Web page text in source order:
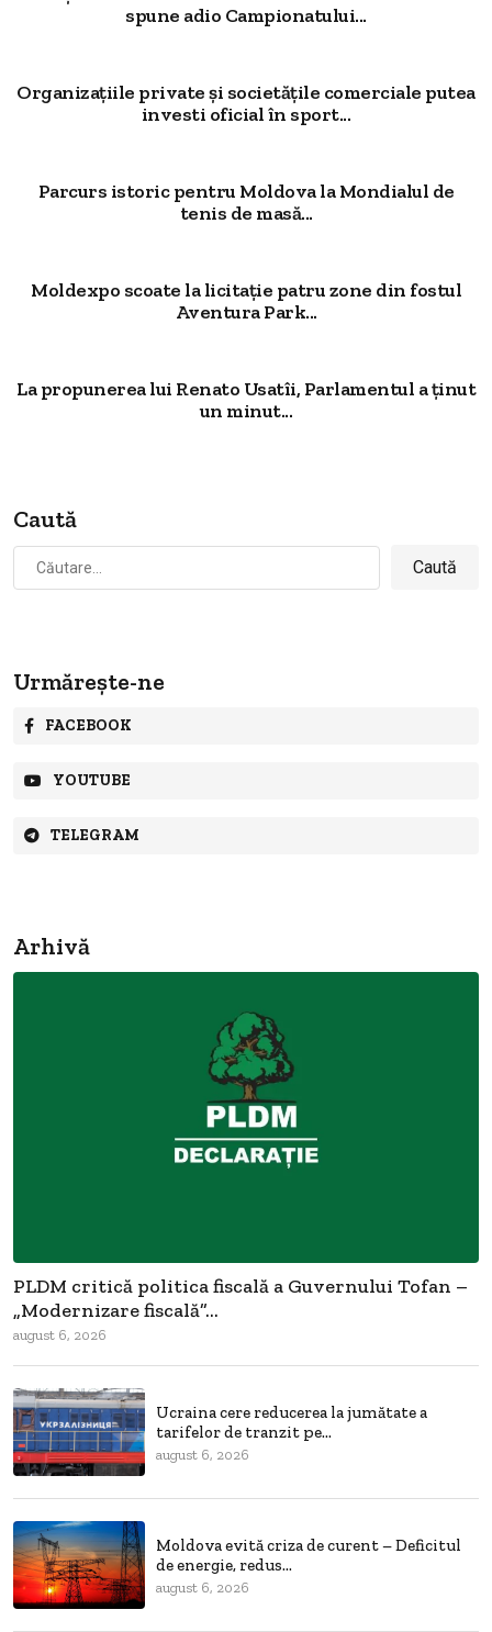
spune adio Campionatului...
Organizațiile private și societățile comerciale putea
investi oficial în sport...
Parcurs istoric pentru Moldova la Mondialul de
tenis de masă...
Moldexpo scoate la licitație patru zone din fostul
Aventura Park...
La propunerea lui Renato Usatîi, Parlamentul a ținut
un minut...
Caută
Caută
după:
Urmărește-ne
FACEBOOK
YOUTUBE
TELEGRAM
Arhivă
PLDM critică politica fiscală a Guvernului Tofan –
„Modernizare fiscală”...
august 6, 2026
Ucraina cere reducerea la jumătate a
tarifelor de tranzit pe...
august 6, 2026
Moldova evită criza de curent – Deficitul
de energie, redus...
august 6, 2026